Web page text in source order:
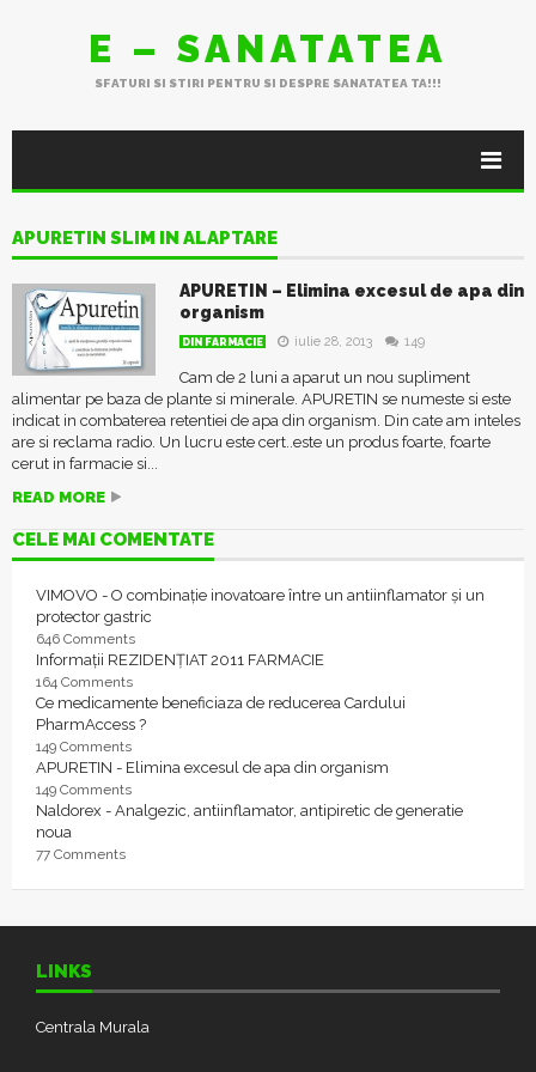
E – SANATATEA
SFATURI SI STIRI PENTRU SI DESPRE SANATATEA TA!!!
APURETIN SLIM IN ALAPTARE
APURETIN – Elimina excesul de apa din
organism
DIN FARMACIE iulie 28, 2013 149
Cam de 2 luni a aparut un nou supliment
alimentar pe baza de plante si minerale. APURETIN se numeste si este
indicat in combaterea retentiei de apa din organism. Din cate am inteles
are si reclama radio. Un lucru este cert..este un produs foarte, foarte
cerut in farmacie si...
READ MORE
CELE MAI COMENTATE
VIMOVO - O combinație inovatoare între un antiinflamator și un
protector gastric
646 Comments
Informații REZIDENȚIAT 2011 FARMACIE
164 Comments
Ce medicamente beneficiaza de reducerea Cardului
PharmAccess ?
149 Comments
APURETIN - Elimina excesul de apa din organism
149 Comments
Naldorex - Analgezic, antiinflamator, antipiretic de generatie
noua
77 Comments
LINKS
Centrala Murala